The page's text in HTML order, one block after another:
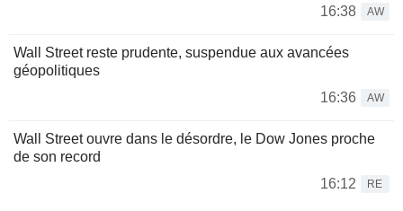
16:38
AW
Wall Street reste prudente, suspendue aux avancées
géopolitiques
16:36
AW
Wall Street ouvre dans le désordre, le Dow Jones proche
de son record
16:12
RE